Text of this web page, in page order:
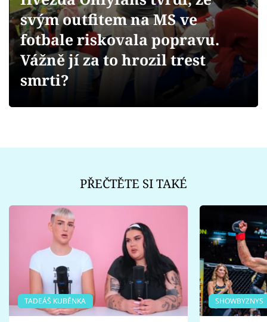
Videa
Sledujte prima+
svým outfitem na MS ve
fotbale riskovala popravu.
Vážně jí za to hrozil trest
smrti?
PŘEČTĚTE SI TAKÉ
TADEÁŠ KUBĚNKA SHOWBYZNYS